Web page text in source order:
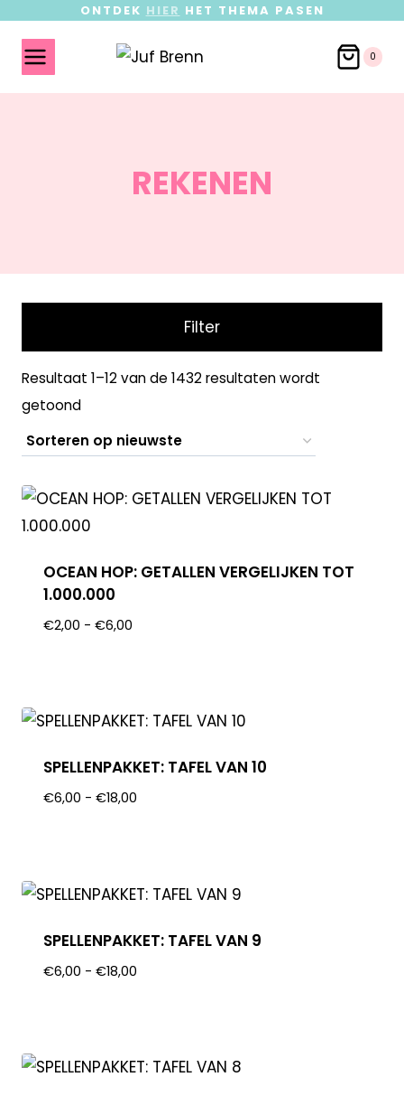
ONTDEK HIER HET THEMA PASEN
0
REKENEN
Filter
Resultaat 1–12 van de 1432 resultaten wordt
getoond
OCEAN HOP: GETALLEN VERGELIJKEN TOT
1.000.000
€2,00 - €6,00
SPELLENPAKKET: TAFEL VAN 10
€6,00 - €18,00
SPELLENPAKKET: TAFEL VAN 9
€6,00 - €18,00